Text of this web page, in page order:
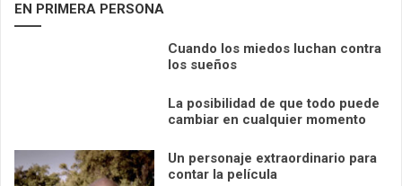
EN PRIMERA PERSONA
Cuando los miedos luchan contra
los sueños
La posibilidad de que todo puede
cambiar en cualquier momento
Un personaje extraordinario para
contar la película